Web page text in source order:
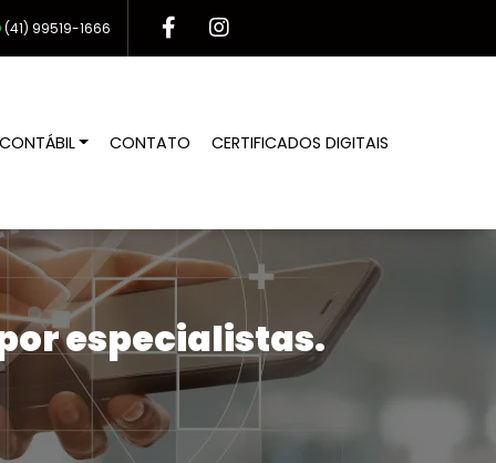
(41) 99519-1666
CONTATO CERTIFICADOS DIGITAIS
especialistas.